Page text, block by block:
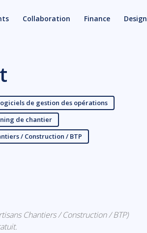
Collaboration Finance Design
de gestion des opérations
de chantier
/ Construction / BTP
Chantiers / Construction / BTP)